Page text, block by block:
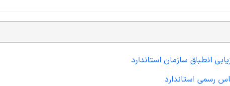
انطباق سازمان استاندارد
رسمی استاندارد